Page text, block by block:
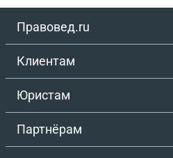
Правовед.ru
Клиентам
Юристам
Партнёрам